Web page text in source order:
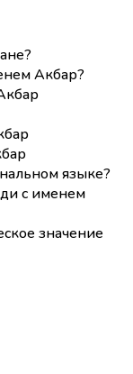
Акбар?
языке?
с именем
значение